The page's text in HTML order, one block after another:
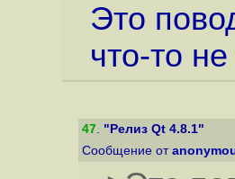
Это
что-то не
47. "Релиз Qt 4.8.1"
Сообщение от